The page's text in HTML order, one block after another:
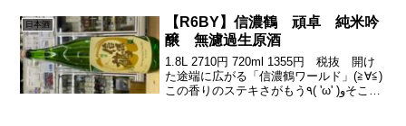
品よく、心地よく。杯を勧...
日本酒
【R6BY】信濃鶴 頑卓 純米吟
醸 無濾過生原酒
1.8L 2710円 720ml 1355円 税抜 開け
た途端に広がる「信濃鶴ワールド」(≧∀≦)
この香りのステキさがもう٩( 'ω' )وそこか